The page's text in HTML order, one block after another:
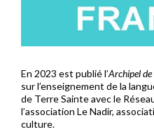
En 2023 est publié l’Archipel de
sur l’enseignement de la
de Terre Sainte avec le
l’association Le Nadir,
culture.